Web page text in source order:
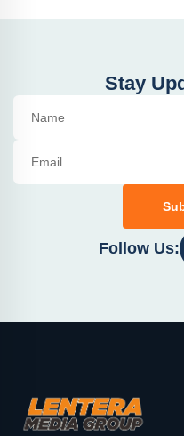
Stay
Follow Us: